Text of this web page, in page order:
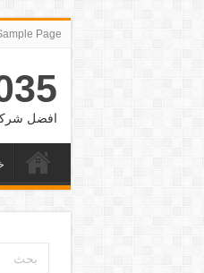
Page
0582844035
افضل